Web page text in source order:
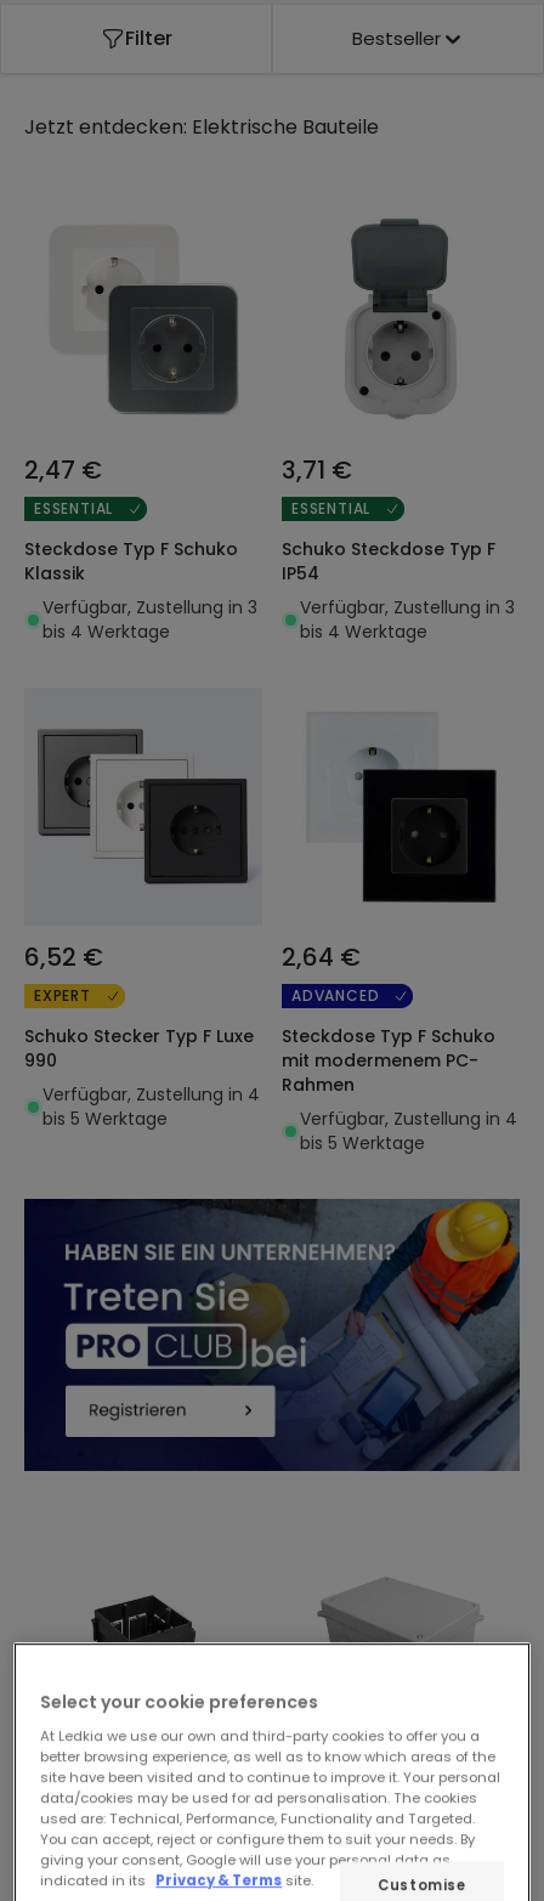
Filter Bestseller
Jetzt entdecken: Elektrische Bauteile
2,47 €
ESSENTIAL
Steckdose Typ F Schuko
Klassik
Verfügbar, Zustellung in 3
bis 4 Werktage
3,71 €
ESSENTIAL
Schuko Steckdose Typ F
IP54
Verfügbar, Zustellung in 3
bis 4 Werktage
6,52 €
EXPERT
Schuko Stecker Typ F Luxe
990
Verfügbar, Zustellung in 4
bis 5 Werktage
2,64 €
ADVANCED
Steckdose Typ F Schuko
mit modermenem PC-
Rahmen
Verfügbar, Zustellung in 4
bis 5 Werktage
0,24 €
Abzweigdose Universal
Einbau 65x65x45 mm
Verfügbar, Zustellung in 3
2,47 €
Wasserdichte
Abzweigdose Aufbau IP55
165x120x72 mm
Select your cookie preferences
At Ledkia we use our own and third-party cookies to offer you a
better browsing experience, as well as to know which areas of the
site have been visited and to continue to improve it. Your personal
data/cookies may be used for ad personalisation. The cookies
used are: Technical, Performance, Functionality and Targeted.
You can accept, reject or configure them to suit your needs. By
giving your consent, Google will use your personal data as
indicated in its
Privacy & Terms site. Customise